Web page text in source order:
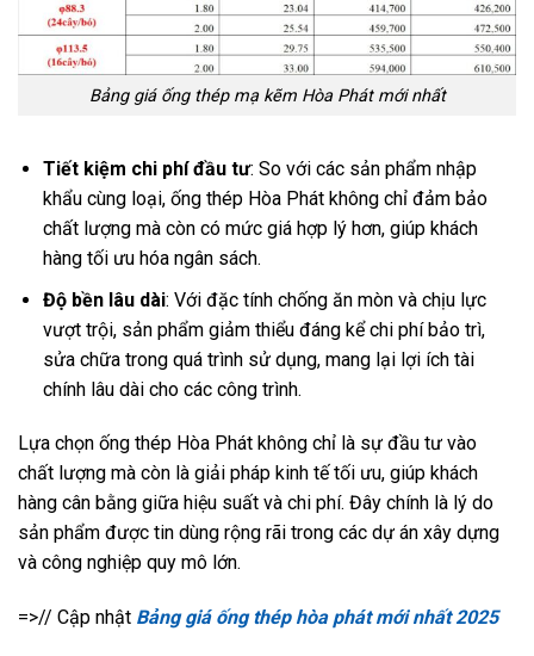
Bảng giá ống thép mạ kẽm Hòa Phát mới nhất
Tiết kiệm chi phí đầu tư: So với các sản phẩm nhập
khẩu cùng loại, ống thép Hòa Phát không chỉ đảm bảo
chất lượng mà còn có mức giá hợp lý hơn, giúp khách
hàng tối ưu hóa ngân sách.
Độ bền lâu dài: Với đặc tính chống ăn mòn và chịu lực
vượt trội, sản phẩm giảm thiểu đáng kể chi phí bảo trì,
sửa chữa trong quá trình sử dụng, mang lại lợi ích tài
chính lâu dài cho các công trình.
Lựa chọn ống thép Hòa Phát không chỉ là sự đầu tư vào
chất lượng mà còn là giải pháp kinh tế tối ưu, giúp khách
hàng cân bằng giữa hiệu suất và chi phí. Đây chính là lý do
sản phẩm được tin dùng rộng rãi trong các dự án xây dựng
và công nghiệp quy mô lớn.
=>// Cập nhật Bảng giá ống thép hòa phát mới nhất 2025